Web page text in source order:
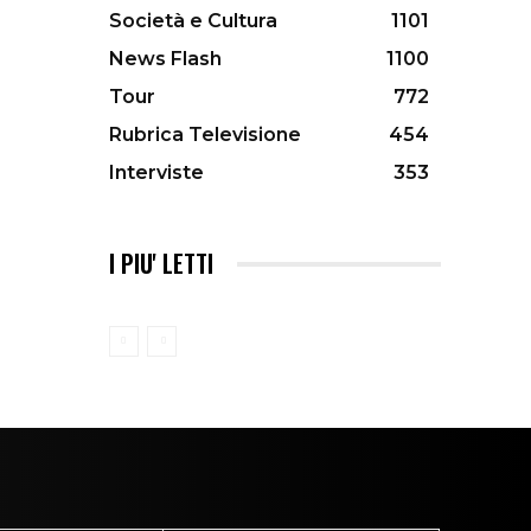
Società e Cultura
1101
News Flash
1100
Tour
772
Rubrica Televisione
454
Interviste
353
I PIU' LETTI